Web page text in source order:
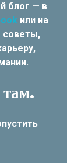
блог — в
или на
советы,